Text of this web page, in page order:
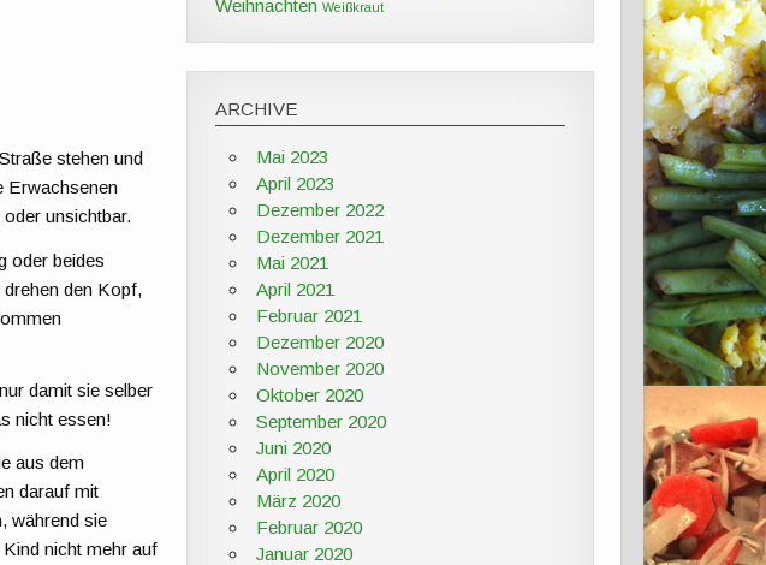
stehen und
Erwachsenen
unsichtbar.
oder beides
den Kopf,
damit sie selber
nicht essen!
aus dem
darauf mit
während sie
nicht mehr auf
Weihnachten Weißkraut
ARCHIVE
Mai 2023
April 2023
Dezember 2022
Dezember 2021
Mai 2021
April 2021
Februar 2021
Dezember 2020
November 2020
Oktober 2020
September 2020
Juni 2020
April 2020
März 2020
Februar 2020
Januar 2020